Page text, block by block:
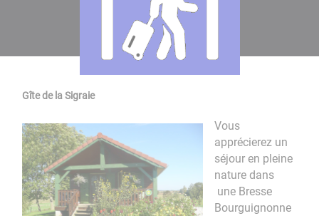
Gîte de la Sigraie
Vous
apprécierez un
séjour en pleine
nature dans
une Bresse
Bourguignonne